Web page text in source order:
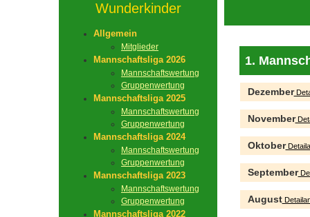
Wunderkinder
Allgemein
Mitglieder
Mannschaftsliga 2026
Mannschaftswertung
Gruppenwertung
Mannschaftsliga 2025
Mannschaftswertung
Gruppenwertung
Mannschaftsliga 2024
Mannschaftswertung
Gruppenwertung
Mannschaftsliga 2023
Mannschaftswertung
Gruppenwertung
Mannschaftsliga 2022
1.
Dezember
November
Oktober
September
August